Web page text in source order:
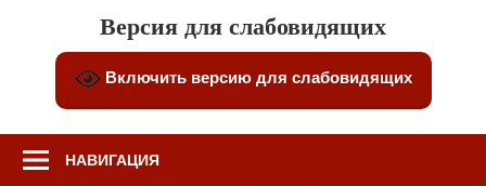
Версия для слабовидящих
Включить версию для слабовидящих
НАВИГАЦИЯ